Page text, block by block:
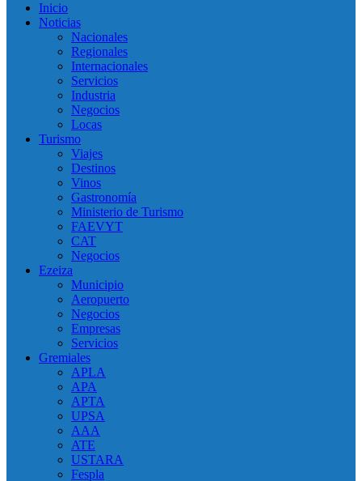
Inicio
Noticias
Nacionales
Regionales
Internacionales
Servicios
Industria
Negocios
Locas
Turismo
Viajes
Destinos
Vinos
Gastronomía
Ministerio de Turismo
FAEVYT
CAT
Negocios
Ezeiza
Municipio
Aeropuerto
Negocios
Empresas
Servicios
Gremiales
APLA
APA
APTA
UPSA
AAA
ATE
USTARA
Fespla